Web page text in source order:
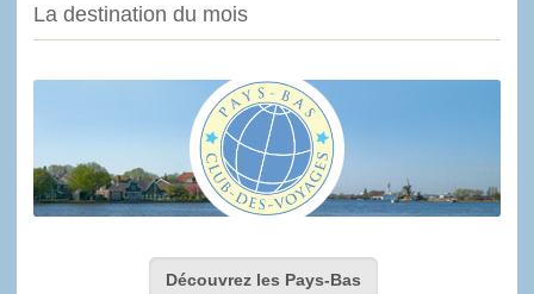
La destination du mois
Découvrez les Pays-Bas